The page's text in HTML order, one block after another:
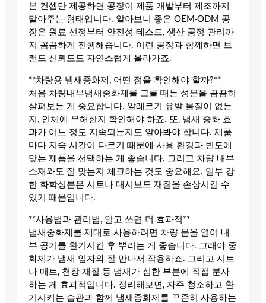
본 컨셉만 제공하면 공장이 제품 개발부터 제조까지
맡아주는 형태입니다. 알아보니 좋은 OEM·ODM 공
장은 원료 선정부터 안전성 테스트, 생산 공정 관리까
지 꼼꼼하게 진행해줍니다. 이런 공장과 함께하면 브
랜드 신뢰도도 자연스럽게 올라가죠.
**차량용 냄새중화제, 어떤 점을 확인해야 할까?**
처음 차량내부냄새중화제를 고를 때는 성분을 꼼꼼히
살펴보는 게 중요합니다. 알레르기 유발 물질이 없는
지, 인체에 무해한지 확인해야 하죠. 또, 냄새 중화 효
과가 어느 정도 지속되는지도 알아봐야 합니다. 제품
마다 지속 시간이 다르기 때문에 사용 환경과 빈도에
맞는 제품을 선택하는 게 좋습니다. 그리고 차량 내부
소재와도 잘 맞는지 체크하는 것도 중요해요. 일부 강
한 화학성분은 시트나 대시보드 재질을 손상시킬 수
있기 때문입니다.
**사용법과 관리법, 알고 쓰면 더 효과적**
냄새중화제를 제대로 사용하려면 차량 문을 열어 내
부 공기를 환기시킨 후 뿌리는 게 좋습니다. 그래야 중
화제가 냄새 입자와 잘 만나서 작용하죠. 그리고 시트
나 매트, 천장 재질 등 냄새가 심한 부분에 직접 분사
하는 게 효과적입니다. 정리해보면, 자주 청소하고 환
기시키는 습관과 함께 냄새중화제를 꾸준히 사용하는